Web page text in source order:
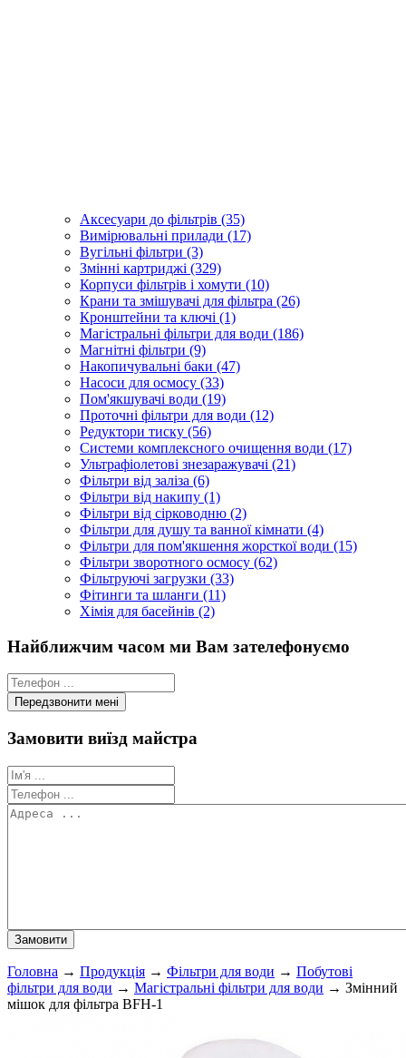
Аксесуари до фільтрів (35)
Вимірювальні прилади (17)
Вугільні фільтри (3)
Змінні картриджі (329)
Корпуси фільтрів і хомути (10)
Крани та змішувачі для фільтра (26)
Кронштейни та ключі (1)
Магістральні фільтри для води (186)
Магнітні фільтри (9)
Накопичувальні баки (47)
Насоси для осмосу (33)
Пом'якшувачі води (19)
Проточні фільтри для води (12)
Редуктори тиску (56)
Системи комплексного очищення води (17)
Ультрафіолетові знезаражувачі (21)
Фільтри від заліза (6)
Фільтри від накипу (1)
Фільтри від сірководню (2)
Фільтри для душу та ванної кімнати (4)
Фільтри для пом'якшення жорсткої води (15)
Фільтри зворотного осмосу (62)
Фільтруючі загрузки (33)
Фітинги та шланги (11)
Хімія для басейнів (2)
Найближчим часом ми Вам зателефонуємо
Замовити виїзд майстра
Головна → Продукція → Фільтри для води → Побутові
фільтри для води → Магістральні фільтри для води → Змінний
мішок для фільтра BFH-1